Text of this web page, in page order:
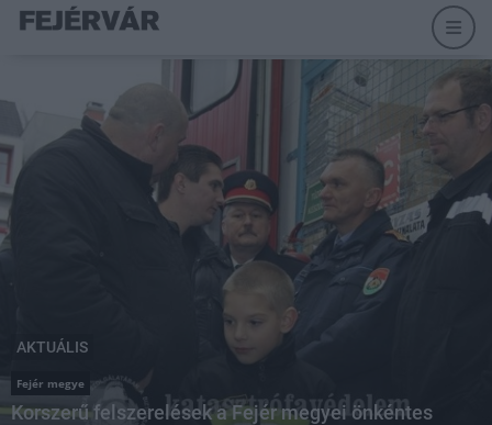
AKTUÁLIS
Fejér megye
Korszerű felszerelések a Fejér megyei önkéntes